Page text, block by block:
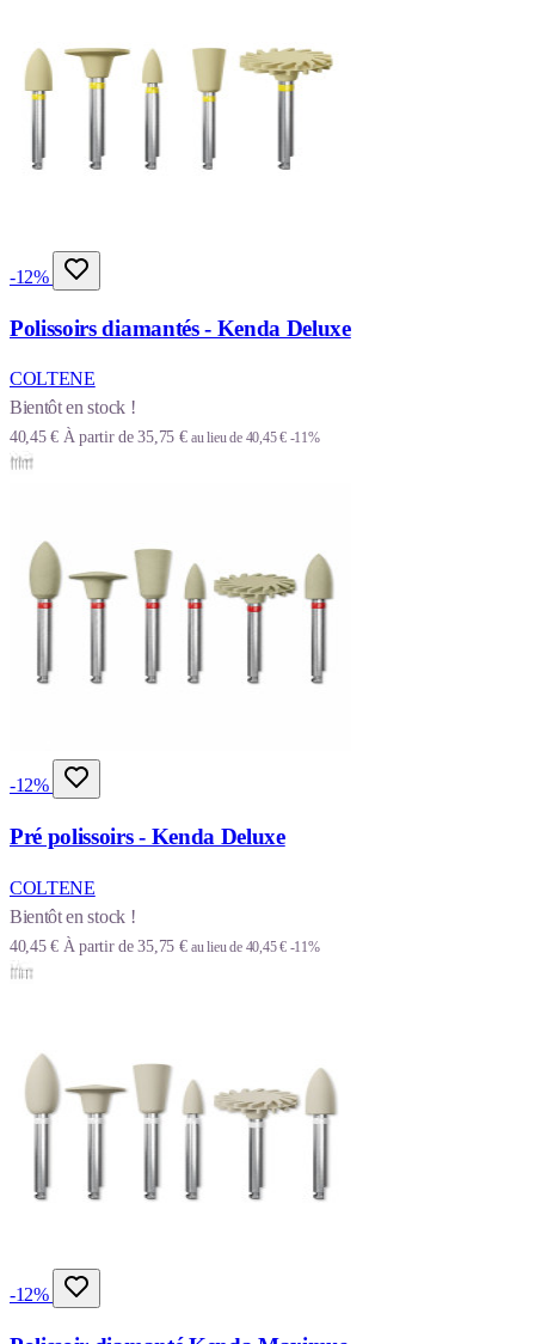
-12%
Polissoirs diamantés - Kenda Deluxe
COLTENE
Bientôt en stock !
40,45 € À partir de 35,75 € au lieu de 40,45 € -11%
-12%
Pré polissoirs - Kenda Deluxe
COLTENE
Bientôt en stock !
40,45 € À partir de 35,75 € au lieu de 40,45 € -11%
-12%